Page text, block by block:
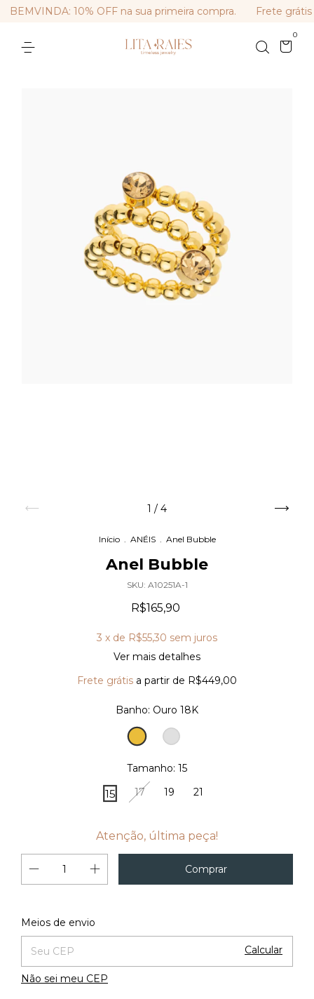
10% OFF na sua primeira compra. Frete grátis
0
1 / 4
Início . ANÉIS . Anel Bubble
Anel Bubble
SKU: A10251A-1
R$165,90
3 x de R$55,30 sem juros
Ver mais detalhes
Frete grátis a partir de R$449,00
Banho: Ouro 18K
Ouro
18K
Prata
Tamanho: 15
15 17 19 21
Atenção, última peça!
Entregas para o CEP:
Meios de envio
Calcular
Não sei meu CEP